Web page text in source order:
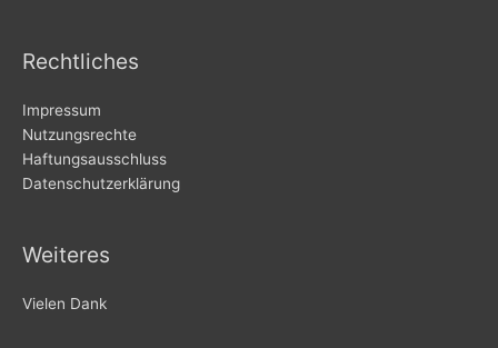
Rechtliches
Impressum
Nutzungsrechte
Haftungsausschluss
Datenschutzerklärung
Weiteres
Vielen Dank